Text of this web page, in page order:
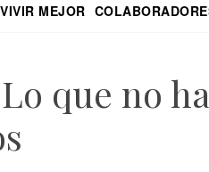
VIVIR MEJOR
que no